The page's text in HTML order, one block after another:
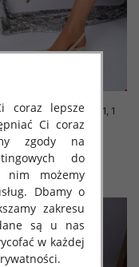
damskie Roz 36-41, 1
kolor Paczka 12 szt
50.00 zł
szczegóły
coraz lepsze
Ci coraz
zgody na
do
nim możemy
Dbamy o
zakresu
są u nas
w każdej